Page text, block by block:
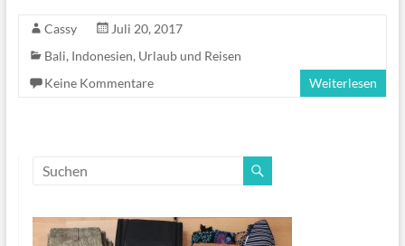
Cassy
Juli 20, 2017
Bali, Indonesien, Urlaub und Reisen
Keine Kommentare
Weiterlesen